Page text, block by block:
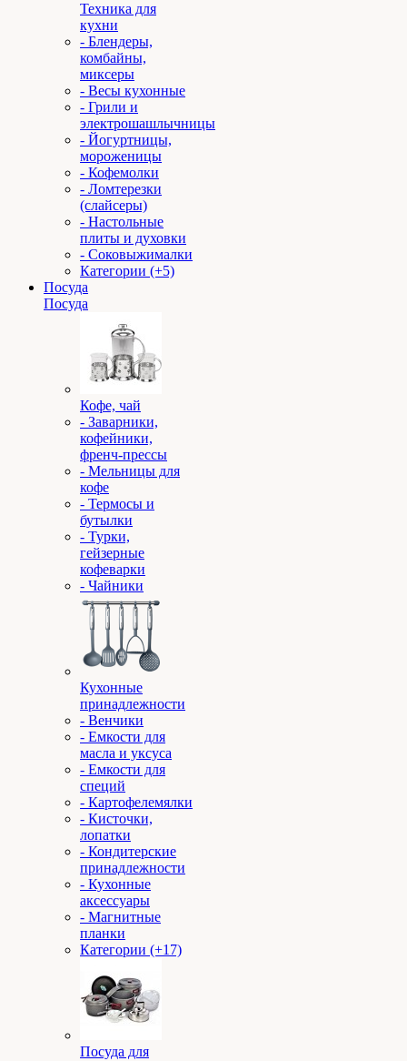
Техника для
кухни
- Блендеры,
комбайны,
миксеры
- Весы кухонные
- Грили и
электрошашлычницы
- Йогуртницы,
мороженицы
- Кофемолки
- Ломтерезки
(слайсеры)
- Настольные
плиты и духовки
- Соковыжималки
Категории (+5)
Посуда
Посуда
Кофе, чай
- Заварники,
кофейники,
френч-прессы
- Мельницы для
кофе
- Термосы и
бутылки
- Турки,
гейзерные
кофеварки
- Чайники
Кухонные
принадлежности
- Венчики
- Емкости для
масла и уксуса
- Емкости для
специй
- Картофелемялки
- Кисточки,
лопатки
- Кондитерские
принадлежности
- Кухонные
аксессуары
- Магнитные
планки
Категории (+17)
Посуда для